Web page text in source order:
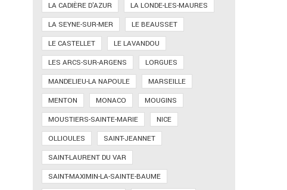
LA CADIÈRE D'AZUR
LA LONDE-LES-MAURES
LA SEYNE-SUR-MER
LE BEAUSSET
LE CASTELLET
LE LAVANDOU
LES ARCS-SUR-ARGENS
LORGUES
MANDELIEU-LA NAPOULE
MARSEILLE
MENTON
MONACO
MOUGINS
MOUSTIERS-SAINTE-MARIE
NICE
OLLIOULES
SAINT-JEANNET
SAINT-LAURENT DU VAR
SAINT-MAXIMIN-LA-SAINTE-BAUME